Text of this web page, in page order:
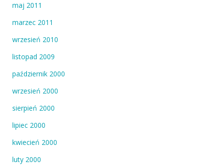
maj 2011
marzec 2011
wrzesień 2010
listopad 2009
październik 2000
wrzesień 2000
sierpień 2000
lipiec 2000
kwiecień 2000
luty 2000